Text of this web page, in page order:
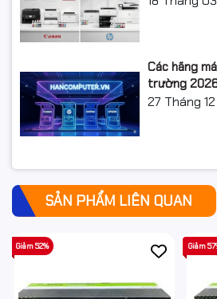
Các hãng
trường
chọn và so
27 Tháng 12
SẢN PHẨM LIÊN QUAN
Giảm 52% Giảm